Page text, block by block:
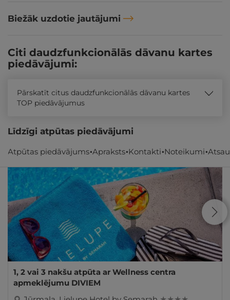
Biežāk uzdotie jautājumi
Atpūtas piedāvājums Apraksts Kontakti Noteikumi
Citi daudzfunkcionālās dāvanu kartes
piedāvājumi:
Pārskatīt citus daudzfunkcionālās dāvanu kartes
TOP piedāvājumus
Līdzīgi atpūtas piedāvājumi
- 29% REZERVĀCIJAinternetā
1, 2 vai 3 nakšu atpūta ar Wellness centra
apmeklējumu DIVIEM